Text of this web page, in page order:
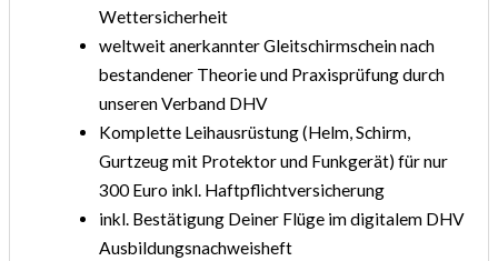
Wettersicherheit
weltweit anerkannter Gleitschirmschein nach
bestandener Theorie und Praxisprüfung durch
unseren Verband DHV
Komplette Leihausrüstung (Helm, Schirm,
Gurtzeug mit Protektor und Funkgerät) für nur
300 Euro inkl. Haftpflichtversicherung
inkl. Bestätigung Deiner Flüge im digitalem DHV
Ausbildungsnachweisheft